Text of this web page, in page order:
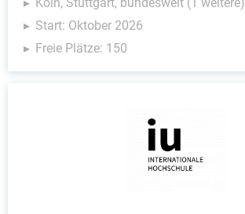
Start: Oktober 2026
Freie Plätze: 150